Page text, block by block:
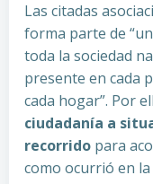
Las citadas
forma parte de
toda la sociedad
presente en cada
cada hogar”. Por
ciudadanía a
recorrido para
como ocurrió en